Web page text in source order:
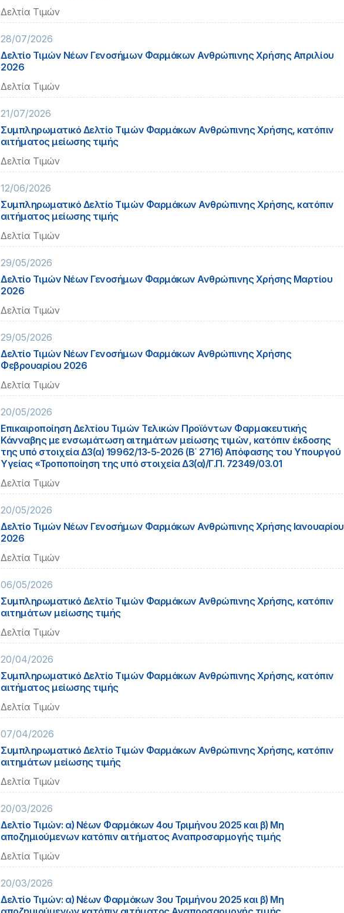
Δελτία Τιμών
28/07/2026
Δελτίο Τιμών Νέων Γενοσήμων Φαρμάκων Ανθρώπινης Χρήσης Απριλίου
2026
Δελτία Τιμών
21/07/2026
Συμπληρωματικό Δελτίο Τιμών Φαρμάκων Ανθρώπινης Χρήσης, κατόπιν
αιτήματος μείωσης τιμής
Δελτία Τιμών
12/06/2026
Συμπληρωματικό Δελτίο Τιμών Φαρμάκων Ανθρώπινης Χρήσης, κατόπιν
αιτήματος μείωσης τιμής
Δελτία Τιμών
29/05/2026
Δελτίο Τιμών Νέων Γενοσήμων Φαρμάκων Ανθρώπινης Χρήσης Μαρτίου
2026
Δελτία Τιμών
29/05/2026
Δελτίο Τιμών Νέων Γενοσήμων Φαρμάκων Ανθρώπινης Χρήσης
Φεβρουαρίου 2026
Δελτία Τιμών
20/05/2026
Επικαιροποίηση Δελτίου Τιμών Τελικών Προϊόντων Φαρμακευτικής
Κάνναβης με ενσωμάτωση αιτημάτων μείωσης τιμών, κατόπιν έκδοσης
της υπό στοιχεία Δ3(α) 19962/13-5-2026 (Β΄ 2716) Απόφασης του Υπουργού
Υγείας «Τροποποίηση της υπό στοιχεία Δ3(α)/Γ.Π. 72349/03.01
Δελτία Τιμών
20/05/2026
Δελτίο Τιμών Νέων Γενοσήμων Φαρμάκων Ανθρώπινης Χρήσης Ιανουαρίου
2026
Δελτία Τιμών
06/05/2026
Συμπληρωματικό Δελτίο Τιμών Φαρμάκων Ανθρώπινης Χρήσης, κατόπιν
αιτημάτων μείωσης τιμής
Δελτία Τιμών
20/04/2026
Συμπληρωματικό Δελτίο Τιμών Φαρμάκων Ανθρώπινης Χρήσης, κατόπιν
αιτήματος μείωσης τιμής
Δελτία Τιμών
07/04/2026
Συμπληρωματικό Δελτίο Τιμών Φαρμάκων Ανθρώπινης Χρήσης, κατόπιν
αιτημάτων μείωσης τιμής
Δελτία Τιμών
20/03/2026
Δελτίο Τιμών: α) Νέων Φαρμάκων 4ου Τριμήνου 2025 και β) Μη
αποζημιούμενων κατόπιν αιτήματος Αναπροσαρμογής τιμής
Δελτία Τιμών
20/03/2026
Δελτίο Τιμών: α) Νέων Φαρμάκων 3ου Τριμήνου 2025 και β) Μη